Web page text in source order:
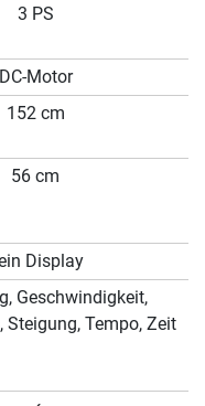
3 PS
DC-Motor
152 cm
56 cm
Display
Geschwindigkeit,
Steigung, Tempo, Zeit